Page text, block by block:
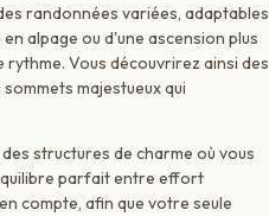
randonnées variées, adaptables
alpage ou d'une ascension plus
Vous découvrirez ainsi des
majestueux qui
structures de charme où vous
parfait entre effort
compte, afin que votre seule